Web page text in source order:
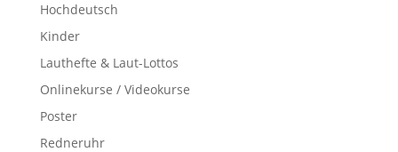
Hochdeutsch
Kinder
Lauthefte & Laut-Lottos
Onlinekurse / Videokurse
Poster
Redneruhr